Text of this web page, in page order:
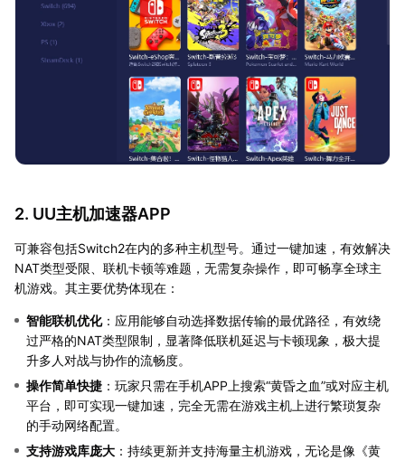
2. UU主机加速器APP
可兼容包括Switch2在内的多种主机型号。通过一键加速，有效解决
NAT类型受限、联机卡顿等难题，无需复杂操作，即可畅享全球主
机游戏。其主要优势体现在：
智能联机优化：应用能够自动选择数据传输的最优路径，有效绕
过严格的NAT类型限制，显著降低联机延迟与卡顿现象，极大提
升多人对战与协作的流畅度。
操作简单快捷 ：玩家只需在手机APP上搜索“黄昏之血”或对应主机
平台，即可实现一键加速，完全无需在游戏主机上进行繁琐复杂
的手动网络配置。
支持游戏库庞大 ：持续更新并支持海量主机游戏，无论是像《黄